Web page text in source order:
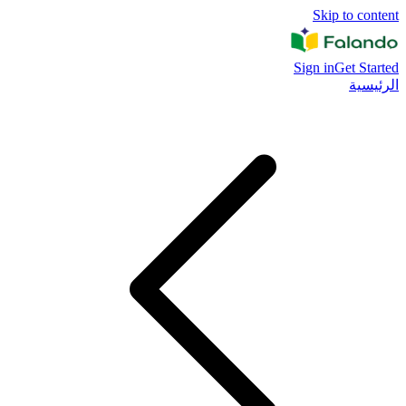
Skip to content
Sign inGet Started
الرئيسية